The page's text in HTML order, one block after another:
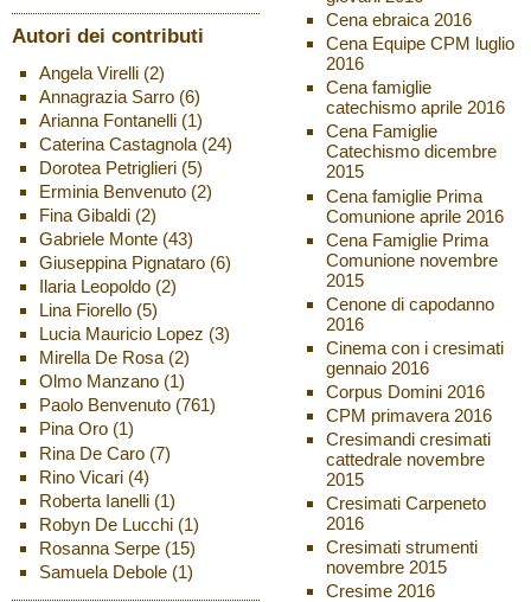
Autori dei contributi
Angela Virelli(2)
Annagrazia Sarro(6)
Arianna Fontanelli(1)
Caterina Castagnola(24)
Dorotea Petriglieri(5)
Erminia Benvenuto(2)
Fina Gibaldi(2)
Gabriele Monte(43)
Giuseppina Pignataro(6)
Ilaria Leopoldo(2)
Lina Fiorello(5)
Lucia Mauricio Lopez (3)
Mirella De Rosa(2)
Olmo Manzano(1)
Paolo Benvenuto(761)
Pina Oro(1)
Rina De Caro(7)
Rino Vicari(4)
Roberta Ianelli(1)
Robyn De Lucchi(1)
Rosanna Serpe(15)
Samuela Debole(1)
Cena ebraica 2016
Cena Equipe CPM luglio
2016
Cena famiglie
catechismo aprile 2016
Cena Famiglie
Catechismo dicembre
2015
Cena famiglie Prima
Comunione aprile 2016
Cena Famiglie Prima
Comunione novembre
2015
Cenone di capodanno
2016
Cinema con i cresimati
gennaio 2016
Corpus Domini 2016
CPM primavera 2016
Cresimandi cresimati
cattedrale novembre
2015
Cresimati Carpeneto
2016
Cresimati strumenti
novembre 2015
Cresime 2016